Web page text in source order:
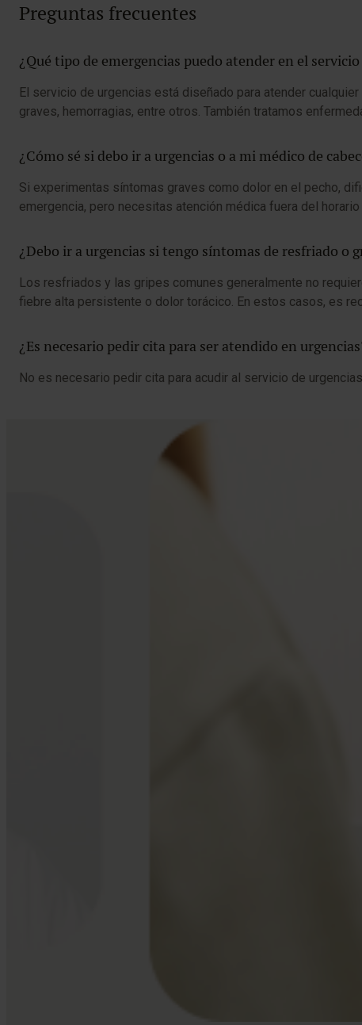
Preguntas frecuentes
¿Qué tipo de emergencias puedo atender en el
El servicio de urgencias está diseñado para atender
graves, hemorragias, entre otros. También tratamos
¿Cómo sé si debo ir a urgencias o a mi médico de
Si experimentas síntomas graves como dolor en el pecho,
emergencia, pero necesitas atención médica fuera del
¿Debo ir a urgencias si tengo síntomas de resfriado o
Los resfriados y las gripes comunes generalmente no
fiebre alta persistente o dolor torácico. En estos casos, es
¿Es necesario pedir cita para ser atendido en
No es necesario pedir cita para acudir al servicio de